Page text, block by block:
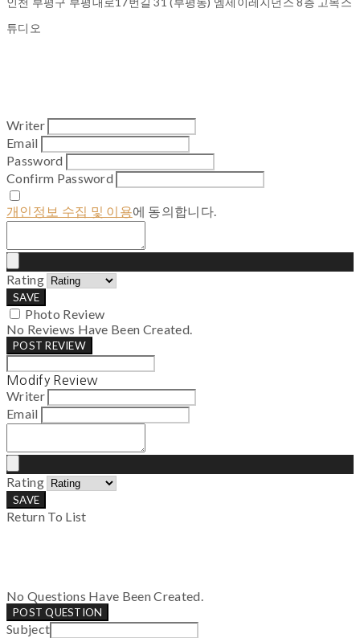
튜디오
Writer
Email
Password
Confirm Password
개인정보 수집 및 이용에 동의합니다.
Rating
SAVE
Photo Review
No Reviews Have Been Created.
POST REVIEW
Modify Review
Writer
Email
Rating
SAVE
Return To List
No Questions Have Been Created.
POST QUESTION
Subject